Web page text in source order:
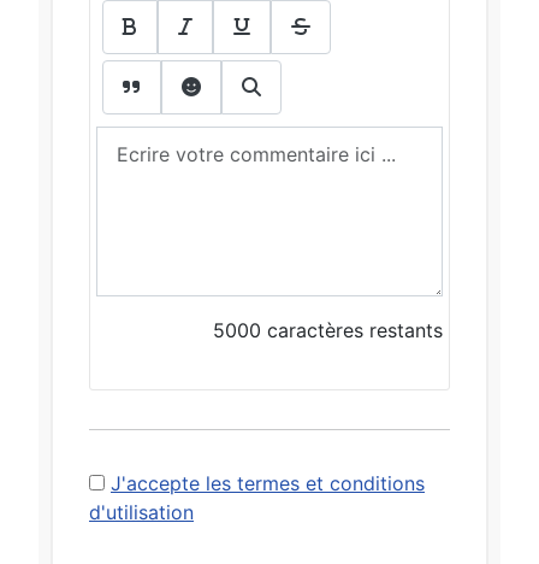
5000 caractères restants
J'accepte les termes et conditions
d'utilisation